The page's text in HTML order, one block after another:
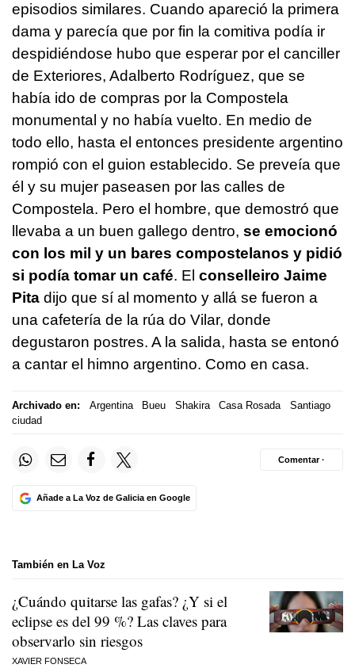
episodios similares. Cuando apareció la primera
dama y parecía que por fin la comitiva podía ir
despidiéndose hubo que esperar por el canciller
de Exteriores, Adalberto Rodríguez, que se
había ido de compras por la Compostela
monumental y no había vuelto. En medio de
todo ello, hasta el entonces presidente argentino
rompió con el guion establecido. Se preveía que
él y su mujer paseasen por las calles de
Compostela. Pero el hombre, que demostró que
llevaba a un buen gallego dentro, se emocionó
con los mil y un bares compostelanos y pidió
si podía tomar un café. El conselleiro Jaime
Pita dijo que sí al momento y allá se fueron a
una cafetería de la rúa do Vilar, donde
degustaron postres. A la salida, hasta se entonó
a cantar el himno argentino. Como en casa.
Archivado en: Argentina Bueu Shakira Casa Rosada
Santiago
ciudad
Añade a La Voz de Galicia en Google
Comentar ·
También en La Voz
¿Cuándo quitarse las gafas? ¿Y si el
eclipse es del 99 %? Las claves para
observarlo sin riesgos
XAVIER FONSECA